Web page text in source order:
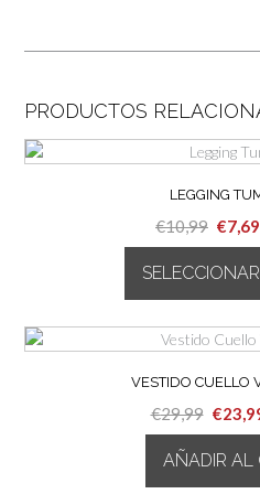
PRODUCTOS
LEGGING
€10,99 El
era:
€7,69
Las
se
VESTIDO CUELLO
€29,99 El
precio
era:
€
AÑADIR AL